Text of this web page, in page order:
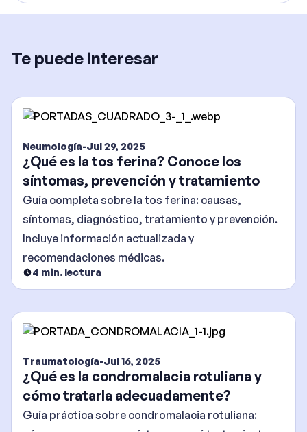
Te puede interesar
Neumología-Jul 29, 2025
¿Qué es la tos ferina? Conoce los
síntomas, prevención y tratamiento
Guía completa sobre la tos ferina: causas,
síntomas, diagnóstico, tratamiento y prevención.
Incluye información actualizada y
recomendaciones médicas.
4 min. lectura
Traumatología-Jul 16, 2025
¿Qué es la condromalacia rotuliana y
cómo tratarla adecuadamente?
Guía práctica sobre condromalacia rotuliana: